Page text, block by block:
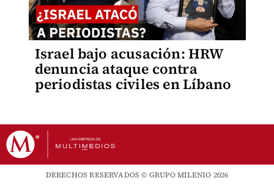
Israel bajo acusación: HRW
denuncia ataque contra
periodistas civiles en Líbano
DERECHOS RESERVADOS © GRUPO MILENIO 2026